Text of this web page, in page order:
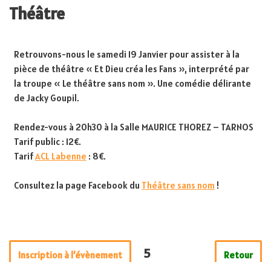
Théâtre
Retrouvons-nous le samedi 19 Janvier pour assister à la
pièce de théâtre « Et Dieu créa les Fans », interprété par
la troupe « Le théâtre sans nom ». Une comédie délirante
de Jacky Goupil.
Rendez-vous à 20h30 à la Salle MAURICE THOREZ – TARNOS
Tarif public : 12€.
TarifACL Labenne : 8€.
Consultez la page Facebook du Théâtre sans nom !
Retour
Inscription à l’évènement
5